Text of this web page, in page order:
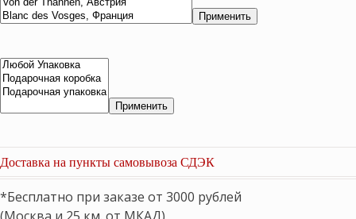
Применить
Применить
Доставка на пункты самовывоза СДЭК
*Бесплатно при заказе от 3000 рублей